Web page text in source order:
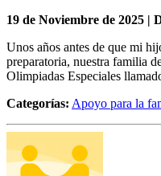
19 de Noviembre de 2025 |
Unos años antes de que mi
preparatoria, nuestra familia
Olimpiadas Especiales
Categorías: Apoyo para la